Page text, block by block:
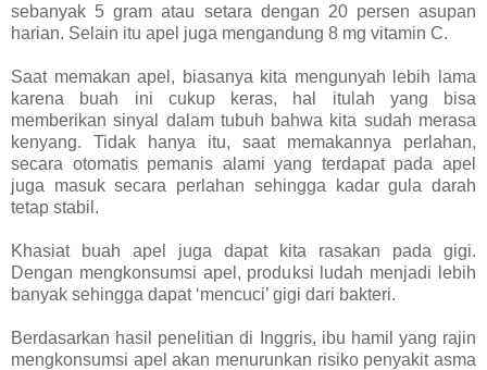
sebanyak 5 gram atau setara dengan 20 persen asupan
harian. Selain itu apel juga mengandung 8 mg vitamin C.
Saat memakan apel, biasanya kita mengunyah lebih lama
karena buah ini cukup keras, hal itulah yang bisa
memberikan sinyal dalam tubuh bahwa kita sudah merasa
kenyang. Tidak hanya itu, saat memakannya perlahan,
secara otomatis pemanis alami yang terdapat pada apel
juga masuk secara perlahan sehingga kadar gula darah
tetap stabil.
Khasiat buah apel juga dapat kita rasakan pada gigi.
Dengan mengkonsumsi apel, produksi ludah menjadi lebih
banyak sehingga dapat ‘mencuci’ gigi dari bakteri.
Berdasarkan hasil penelitian di Inggris, ibu hamil yang rajin
mengkonsumsi apel akan menurunkan risiko penyakit asma